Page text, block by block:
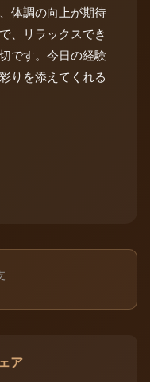
体調の向上が期待
、リラックスでき
です。今日の経験
りを添えてくれる
ア